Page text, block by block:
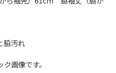
脇汚れ
画像です。